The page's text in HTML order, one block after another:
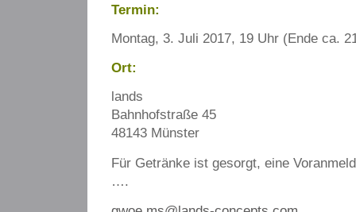
Termin:
Montag, 3. Juli 2017, 19 Uhr (Ende ca.
Ort:
lands
Bahnhofstraße 45
48143 Münster
Für Getränke ist gesorgt, eine
….